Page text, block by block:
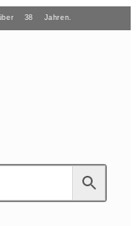
38 Jahren.